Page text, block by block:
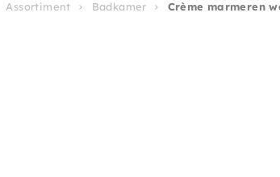
Assortiment Badkamer Crème marmeren